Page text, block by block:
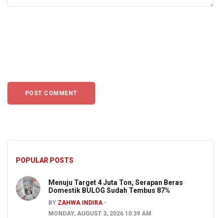
POPULAR POSTS
Menuju Target 4 Juta Ton, Serapan Beras
Domestik BULOG Sudah Tembus 87%
BY ZAHWA INDIRA
MONDAY, AUGUST 3, 2026 10:39 AM